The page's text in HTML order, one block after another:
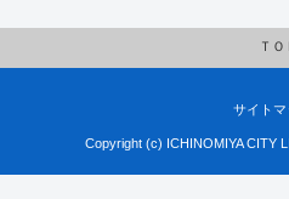
ＴＯ
サイトマ
Copyright (c) ICHINOMIYA CITY